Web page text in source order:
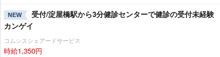
NEW
受付/淀屋橋駅から3分健診センターで健診の受付未経験
カンゲイ
コムシスシェアードサービス
時給1,350円